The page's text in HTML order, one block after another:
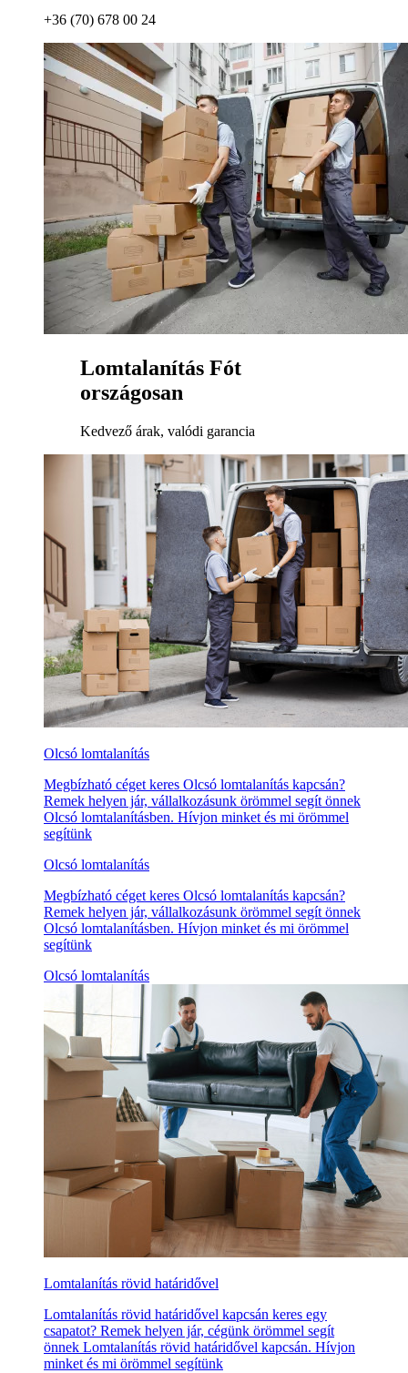
+36 (70) 678 00 24
Lomtalanítás Fót
országosan
Kedvező árak, valódi garancia
Olcsó lomtalanítás
Megbízható céget keres Olcsó lomtalanítás kapcsán?
Remek helyen jár, vállalkozásunk örömmel segít önnek
Olcsó lomtalanításben. Hívjon minket és mi örömmel
segítünk
Olcsó lomtalanítás
Megbízható céget keres Olcsó lomtalanítás kapcsán?
Remek helyen jár, vállalkozásunk örömmel segít önnek
Olcsó lomtalanításben. Hívjon minket és mi örömmel
segítünk
Olcsó lomtalanítás
Lomtalanítás rövid határidővel
Lomtalanítás rövid határidővel kapcsán keres egy
csapatot? Remek helyen jár, cégünk örömmel segít
önnek Lomtalanítás rövid határidővel kapcsán. Hívjon
minket és mi örömmel segítünk